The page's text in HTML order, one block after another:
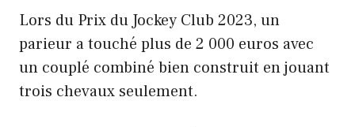
Lors du Prix du Jockey Club 2023, un
parieur a touché plus de 2 000 euros avec
un couplé combiné bien construit en jouant
trois chevaux seulement.